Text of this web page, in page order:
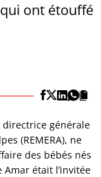
ont étouffé
directrice générale
(REMERA), ne
des bébés nés
Amar était l’invitée